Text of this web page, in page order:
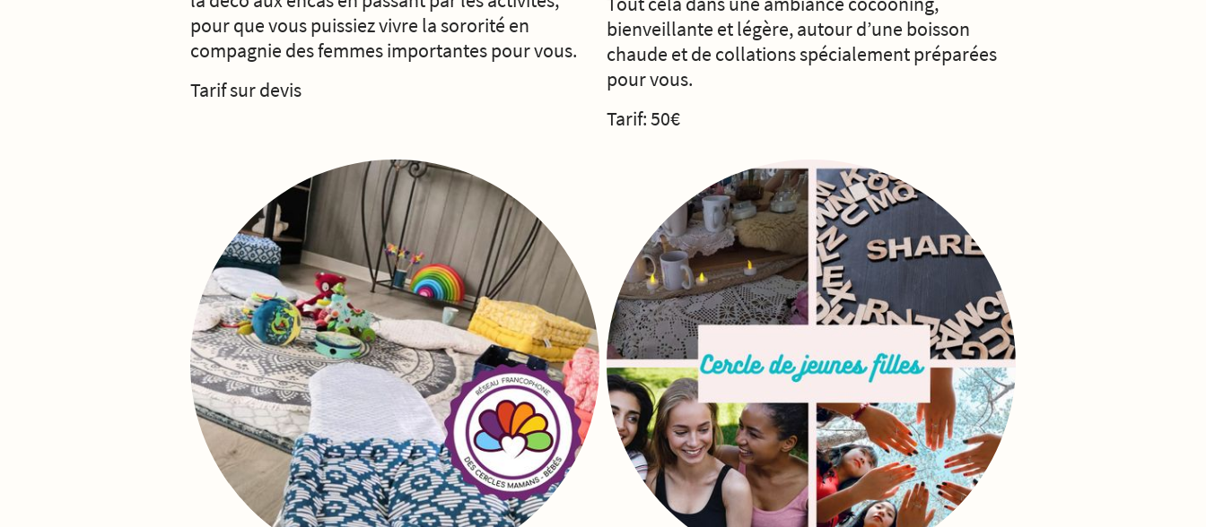
pour que vous puissiez vivre la sororité en
compagnie des femmes importantes pour vous.
Tarif sur devis
bienveillante et légère, autour d’une boisson
chaude et de collations spécialement préparées
pour vous.
Tarif: 50€